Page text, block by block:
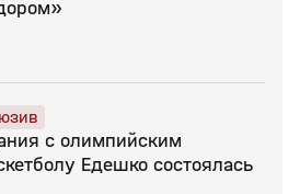
с олимпийским
Едешко состоялась